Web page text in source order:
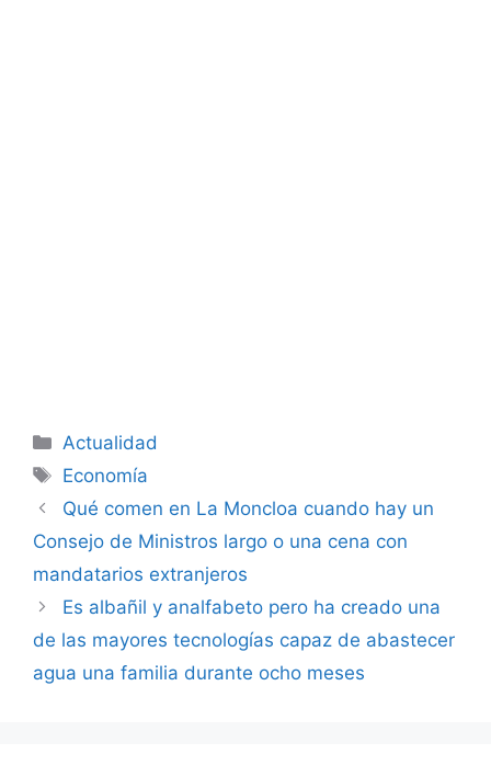
Categorías
Actualidad
Etiquetas
Economía
Qué comen en La Moncloa cuando hay un
Consejo de Ministros largo o una cena con
mandatarios extranjeros
Es albañil y analfabeto pero ha creado una
de las mayores tecnologías capaz de abastecer
agua una familia durante ocho meses